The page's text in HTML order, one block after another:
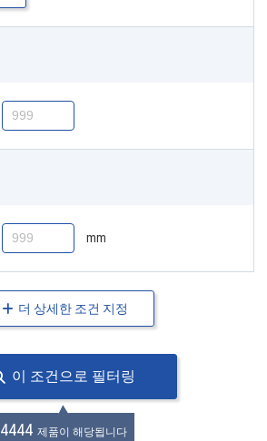
mm
더 상세한 조건 지정
이 조건으로 필터링
4444 제품이 해당됩니다